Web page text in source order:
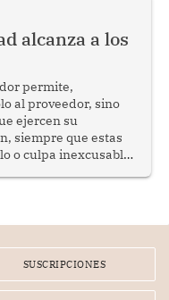
cohesión
alcanza a los
permite,
al proveedor, sino
ejercen su
siempre que estas
o culpa inexcusable
and greet con
SUSCRIPCIONES